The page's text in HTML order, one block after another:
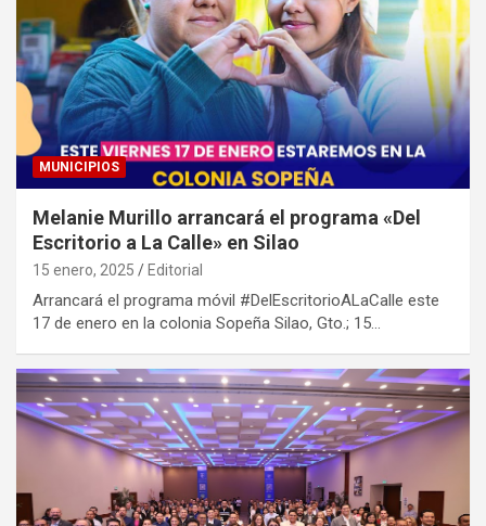
MUNICIPIOS
Melanie Murillo arrancará el programa «Del
Escritorio a La Calle» en Silao
15 enero, 2025 Editorial
Arrancará el programa móvil #DelEscritorioALaCalle este
17 de enero en la colonia Sopeña Silao, Gto.; 15…